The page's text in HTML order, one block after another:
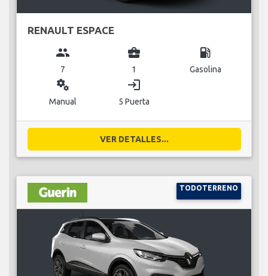
RENAULT ESPACE
group
7
business_center
1
local_gas_station
Gasolina
miscellaneous_services
Manual
login
5 Puerta
VER DETALLES...
TODOTERRENO